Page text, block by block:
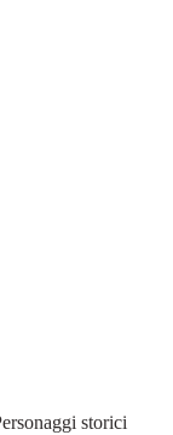
storici